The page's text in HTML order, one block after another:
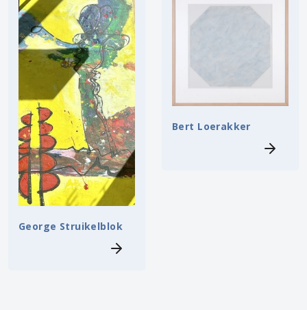
George Struikelblok
Bert Loerakker